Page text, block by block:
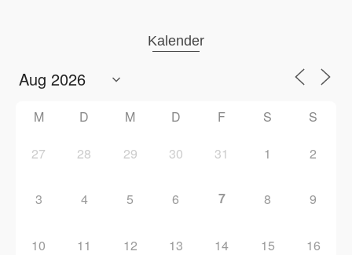
Kalender
M D M D F S S
27 28 29 30 31 1 2
3 4 5 6 7 8 9
10 11 12 13 14 15 16